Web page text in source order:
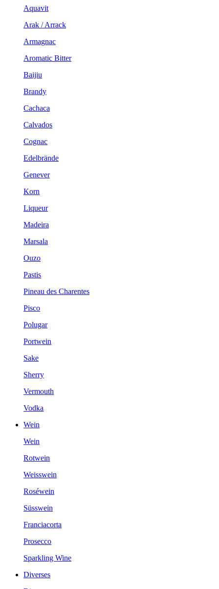
Aquavit
Arak / Arrack
Armagnac
Aromatic Bitter
Baijiu
Brandy
Cachaca
Calvados
Cognac
Edelbrände
Genever
Korn
Liqueur
Madeira
Marsala
Ouzo
Pastis
Pineau des Charentes
Pisco
Polugar
Portwein
Sake
Sherry
Vermouth
Vodka
Wein
Wein
Rotwein
Weisswein
Roséwein
Süsswein
Franciacorta
Prosecco
Sparkling Wine
Diverses